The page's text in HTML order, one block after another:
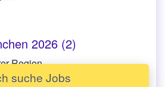
2026 (2)
Region
suche Jobs